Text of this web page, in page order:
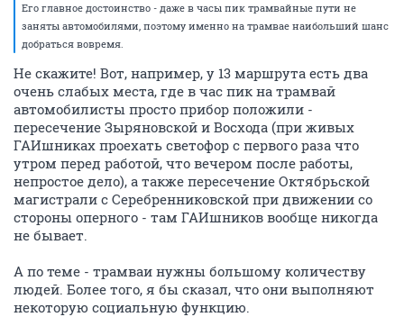
Его главное достоинство - даже в часы пик трамвайные пути не
заняты автомобилями, поэтому именно на трамвае наибольший шанс
добраться вовремя.
Не скажите! Вот, например, у 13 маршрута есть два
очень слабых места, где в час пик на трамвай
автомобилисты просто прибор положили -
пересечение Зыряновской и Восхода (при живых
ГАИшниках проехать светофор с первого раза что
утром перед работой, что вечером после работы,
непростое дело), а также пересечение Октябрьской
магистрали с Серебренниковской при движении со
стороны оперного - там ГАИшников вообще никогда
не бывает.
А по теме - трамваи нужны большому количеству
людей. Более того, я бы сказал, что они выполняют
некоторую социальную функцию.